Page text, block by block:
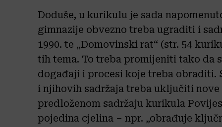
Doduše, u kurikulu je sada
gimnazije obvezno treba ugraditi i
1990. te „Domovinski rat“ (str. 54
tih tema. To treba promijeniti tako da
događaji i procesi koje treba obraditi.
i njihovih sadržaja treba uključiti nove
predloženom sadržaju kurikula
pojedina cjelina – npr. „obrađuje